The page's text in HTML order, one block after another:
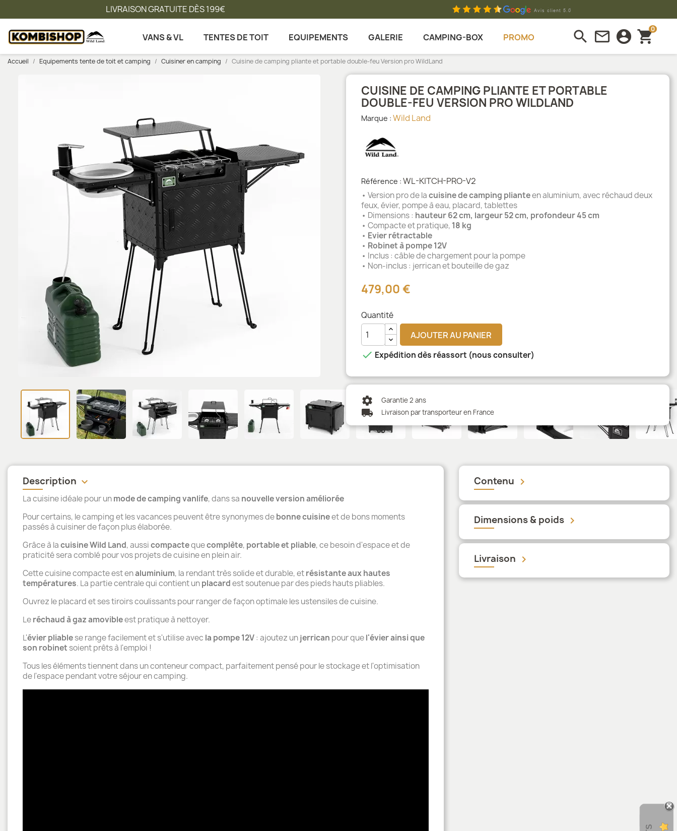
LIVRAISON GRATUITE DÈS 199€
VANS & VL TENTES DE TOIT EQUIPEMENTS GALERIE CAMPING-BOX PROMO search mail_outline account_circle shopping_cart
0
Accueil Equipements tente de toit et camping Cuisiner en camping Cuisine de camping pliante et portable double-feu Version pro WildLand
CUISINE DE CAMPING PLIANTE ET PORTABLE
DOUBLE-FEU VERSION PRO WILDLAND
Marque : Wild Land
Référence : WL-KITCH-PRO-V2
• Version pro de lacuisine de camping plianteen aluminium, avec réchaud deux
feux, évier, pompe à eau, placard, tablettes
• Dimensions : hauteur 62 cm, largeur 52 cm, profondeur 45 cm
• Compacte et pratique, 18 kg
• Evier rétractable
• Robinet à pompe 12V
• Inclus : câble de chargement pour la pompe
• Non-inclus : jerrican et bouteille de gaz
479,00 €
Quantité
AJOUTER AU PANIER
 Expédition dès réassort (nous consulter)
settings Garantie 2 ans
local_shipping Livraison par transporteur en France
Description keyboard_arrow_down
La cuisine idéale pour unmode de camping vanlife, dans sa nouvelle version améliorée
Pour certains, le camping et les vacances peuvent être synonymes debonne cuisineet de bons moments
passés à cuisiner de façon plus élaborée.
Grâce à lacuisine Wild Land, aussicompactequecomplète, portable et pliable, ce besoin d'espace et de
praticité sera comblé pour vos projets de cuisine en plein air.
Cette cuisine compacte est enaluminium, la rendant très solide et durable, etrésistante aux hautes
températures. La partie centrale qui contient unplacardest soutenue par des pieds hauts pliables.
Ouvrez le placard et ses tiroirs coulissants pour ranger de façon optimale les ustensiles de cuisine.
Leréchaud à gaz amovibleest pratique à nettoyer.
L'évier pliablese range facilement et s'utilise avec la pompe 12V: ajoutez unjerrican pour quel'évier ainsi que
son robinet soient prêts à l'emploi !
Tous les éléments tiennent dans un conteneur compact, parfaitement pensé pour le stockage et l'optimisation
de l'espace pendant votre séjour en camping.
Contenu keyboard_arrow_down
Dimensions & poids keyboard_arrow_down
Livraison keyboard_arrow_down